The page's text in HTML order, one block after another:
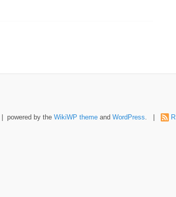
| powered by the WikiWP themeand WordPress